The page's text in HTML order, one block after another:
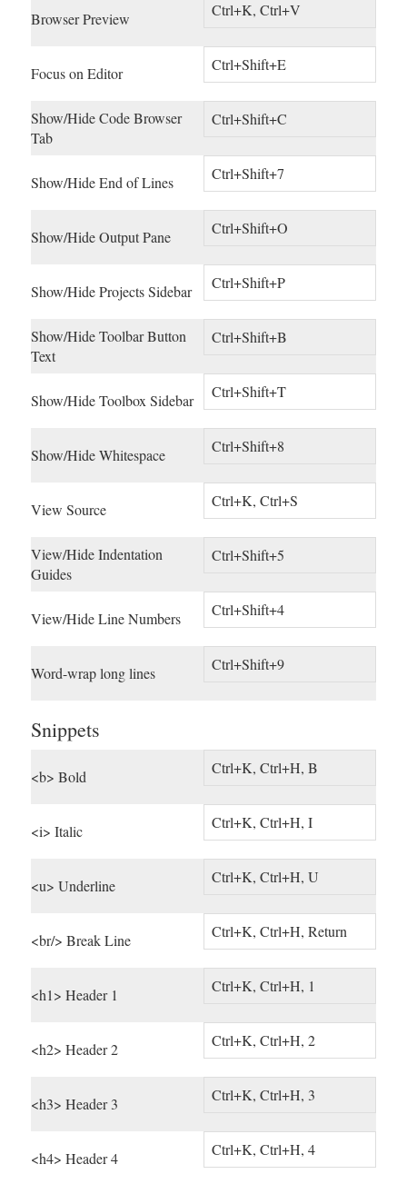
Browser Preview Ctrl+K, Ctrl+V
Focus on Editor Ctrl+Shift+E
Show/Hide Code Browser
Tab
Ctrl+Shift+C
Show/Hide End of Lines Ctrl+Shift+7
Show/Hide Output Pane Ctrl+Shift+O
Show/Hide Projects Sidebar Ctrl+Shift+P
Show/Hide Toolbar Button
Text
Ctrl+Shift+B
Show/Hide Toolbox Sidebar Ctrl+Shift+T
Show/Hide Whitespace Ctrl+Shift+8
View Source Ctrl+K, Ctrl+S
View/Hide Indentation
Guides
Ctrl+Shift+5
View/Hide Line Numbers Ctrl+Shift+4
Word-wrap long lines Ctrl+Shift+9
Snippets
<b> Bold Ctrl+K, Ctrl+H, B
<i> Italic Ctrl+K, Ctrl+H, I
<u> Underline Ctrl+K, Ctrl+H, U
<br/> Break Line Ctrl+K, Ctrl+H, Return
<h1> Header 1 Ctrl+K, Ctrl+H, 1
<h2> Header 2 Ctrl+K, Ctrl+H, 2
<h3> Header 3 Ctrl+K, Ctrl+H, 3
<h4> Header 4 Ctrl+K, Ctrl+H, 4